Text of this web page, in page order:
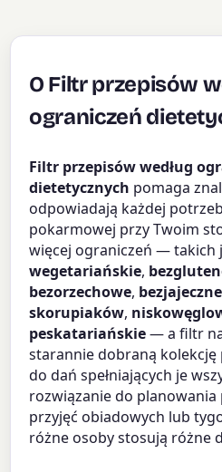
O Filtr przepisów
ograniczeń
Filtr przepisów według
dietetycznych pomaga
odpowiadają każdej
pokarmowej przy Twoim
więcej ograniczeń — takich
wegetariańskie,
bezorzechowe, bezjajeczne
skorupiaków,
peskatariańskie— a filtr
starannie dobraną kolekcję
do dań spełniających je
rozwiązanie do planowania
przyjęć obiadowych lub
różne osoby stosują różne